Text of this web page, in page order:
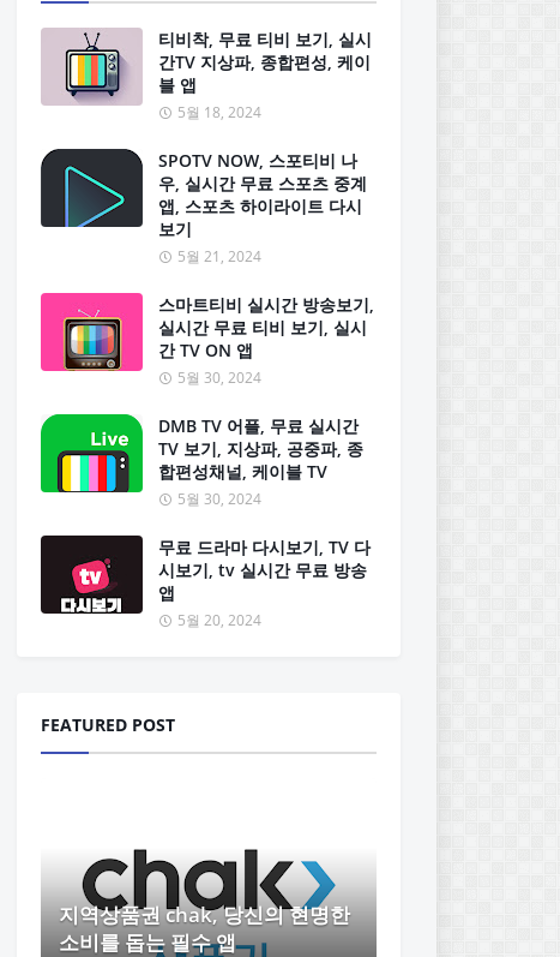
티비착, 무료 티비 보기, 실시
간TV 지상파, 종합편성, 케이
블 앱
5월 18, 2024
SPOTV NOW, 스포티비 나
우, 실시간 무료 스포츠 중계
앱, 스포츠 하이라이트 다시
보기
5월 21, 2024
스마트티비 실시간 방송보기,
실시간 무료 티비 보기, 실시
간 TV ON 앱
5월 30, 2024
DMB TV 어플, 무료 실시간
TV 보기, 지상파, 공중파, 종
합편성채널, 케이블 TV
5월 30, 2024
무료 드라마 다시보기, TV 다
시보기, tv 실시간 무료 방송
앱
5월 20, 2024
FEATURED POST
지역상품권 chak, 당신의 현명한
소비를 돕는 필수 앱